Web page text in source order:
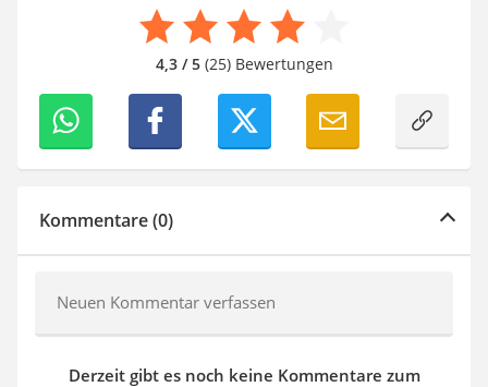
4,3 / 5(25) Bewertungen
Kommentare (0)
Neuen Kommentar verfassen
Derzeit gibt es noch keine Kommentare zum